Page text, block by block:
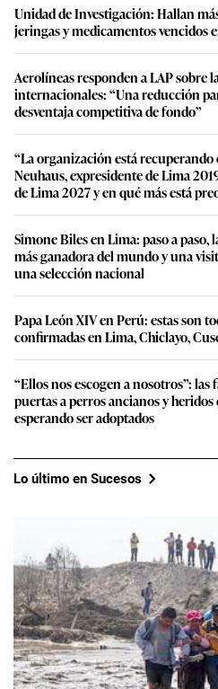
Unidad de Investigación: Hallan
jeringas y medicamentos vencidos
Aerolíneas responden a LAP sobre
internacionales: “Una reducción
desventaja competitiva de fondo”
“La organización está
Neuhaus, expresidente de Lima
de Lima 2027 y en qué más está
Simone Biles en Lima: paso a paso,
más ganadora del mundo y una
una selección nacional
Papa León XIV en Perú: estas son
confirmadas en Lima, Chiclayo,
“Ellos nos escogen a nosotros”:
puertas a perros ancianos y heridos
esperando ser adoptados
Lo último en Sucesos